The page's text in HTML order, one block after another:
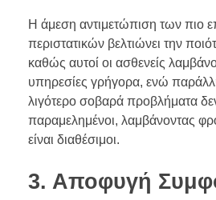
Η άμεση αντιμετώπιση των πιο
περιστατικών βελτιώνει την
καθώς αυτοί οι ασθενείς
υπηρεσίες γρήγορα, ενώ
λιγότερο σοβαρά προβλήματα
παραμελημένοι, λαμβάνοντας
είναι διαθέσιμοι.
3. Αποφυγή